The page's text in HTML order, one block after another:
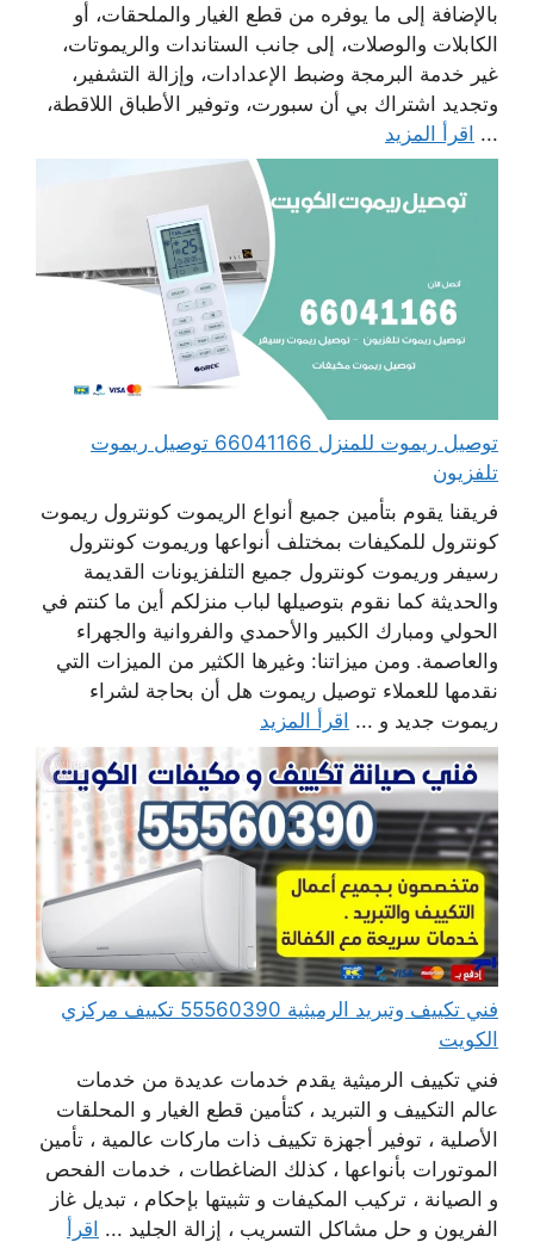
بالإضافة إلى ما يوفره من قطع الغيار والملحقات، أو
الكابلات والوصلات، إلى جانب الستاندات والريموتات،
غير خدمة البرمجة وضبط الإعدادات، وإزالة التشفير،
وتجديد اشتراك بي أن سبورت، وتوفير الأطباق اللاقطة،
... اقرأ المزيد
توصيل ريموت للمنزل 66041166 توصيل ريموت
تلفزيون
فريقنا يقوم بتأمين جميع أنواع الريموت كونترول ريموت
كونترول للمكيفات بمختلف أنواعها وريموت كونترول
رسيفر وريموت كونترول جميع التلفزيونات القديمة
والحديثة كما نقوم بتوصيلها لباب منزلكم أين ما كنتم في
الحولي ومبارك الكبير والأحمدي والفروانية والجهراء
والعاصمة. ومن ميزاتنا: وغيرها الكثير من الميزات التي
نقدمها للعملاء توصيل ريموت هل أن بحاجة لشراء
ريموت جديد و ... اقرأ المزيد
فني تكييف وتبريد الرميثية 55560390 تكييف مركزي
الكويت
فني تكييف الرميثية يقدم خدمات عديدة من خدمات
عالم التكييف و التبريد ، كتأمين قطع الغيار و المحلقات
الأصلية ، توفير أجهزة تكييف ذات ماركات عالمية ، تأمين
الموتورات بأنواعها ، كذلك الضاغطات ، خدمات الفحص
و الصيانة ، تركيب المكيفات و تثبيتها بإحكام ، تبديل غاز
الفريون و حل مشاكل التسريب ، إزالة الجليد ... اقرأ